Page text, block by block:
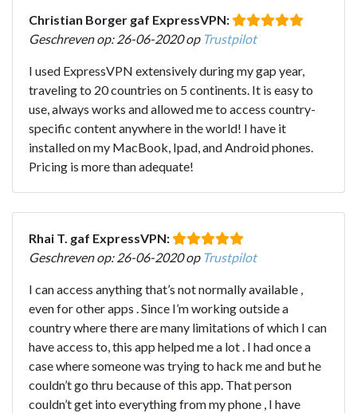
Christian Borger gaf ExpressVPN:
Geschreven op: 26-06-2020 op Trustpilot
I used ExpressVPN extensively during my gap year,
traveling to 20 countries on 5 continents. It is easy to
use, always works and allowed me to access country-
specific content anywhere in the world! I have it
installed on my MacBook, Ipad, and Android phones.
Pricing is more than adequate!
Rhai T. gaf ExpressVPN:
Geschreven op: 26-06-2020 op Trustpilot
I can access anything that’s not normally available ,
even for other apps . Since I’m working outside a
country where there are many limitations of which I can
have access to, this app helped me a lot . I had once a
case where someone was trying to hack me and but he
couldn’t go thru because of this app. That person
couldn’t get into everything from my phone , I have